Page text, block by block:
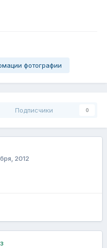
фотографии
Подписчики 0
2012